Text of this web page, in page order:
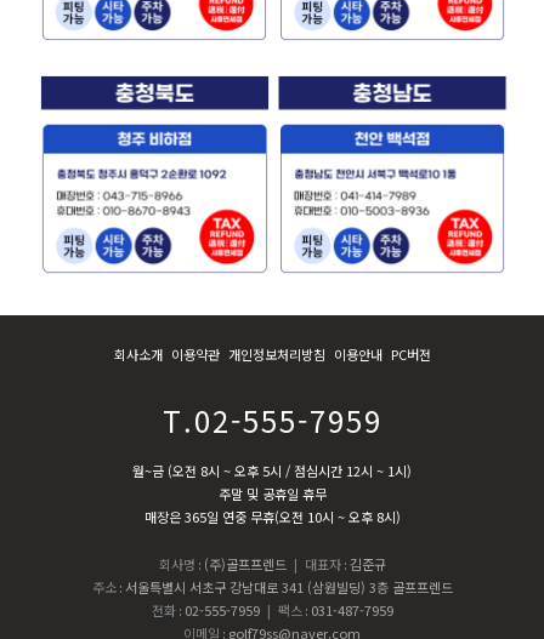
회사소개 이용약관 개인정보처리방침 이용안내 PC버전
T.02-555-7959
월~금 (오전 8시 ~ 오후 5시 / 점심시간 12시 ~ 1시)
주말 및 공휴일 휴무
매장은 365일 연중 무휴(오전 10시 ~ 오후 8시)
회사명 : (주)골프프렌드 | 대표자 : 김준규
주소 : 서울특별시 서초구 강남대로 341 (삼원빌딩) 3층 골프프렌드
전화 : 02-555-7959 | 팩스 : 031-487-7959
이메일 : golf79ss@naver.com